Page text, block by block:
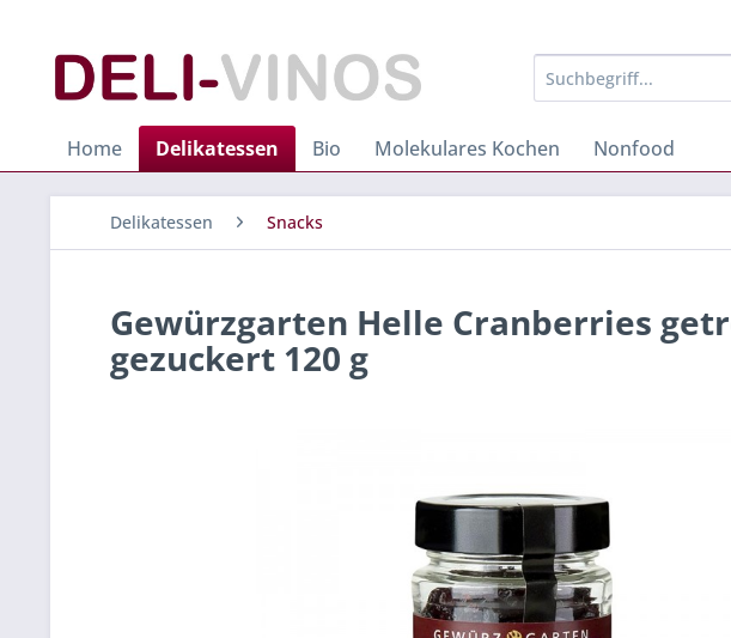
Home Delikatessen Bio Molekulares Kochen Nonfood
Delikatessen Snacks
Gewürzgarten Helle Cranberries
gezuckert 120 g